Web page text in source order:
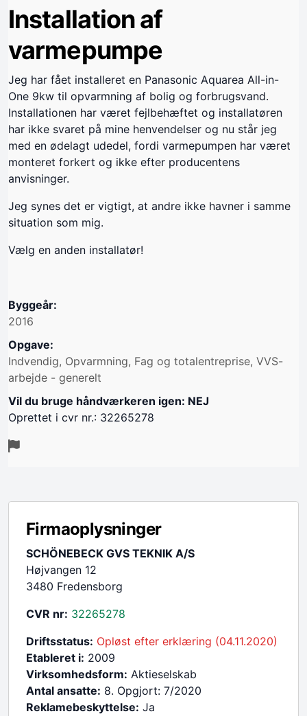
Installation af
varmepumpe
Jeg har fået installeret en Panasonic Aquarea All-in-
One 9kw til opvarmning af bolig og forbrugsvand.
Installationen har været fejlbehæftet og installatøren
har ikke svaret på mine henvendelser og nu står jeg
med en ødelagt udedel, fordi varmepumpen har været
monteret forkert og ikke efter producentens
anvisninger.
Jeg synes det er vigtigt, at andre ikke havner i samme
situation som mig.
Vælg en anden installatør!
Byggeår:
2016
Opgave:
Indvendig, Opvarmning, Fag og totalentreprise, VVS-
arbejde - generelt
Vil du bruge håndværkeren igen: NEJ
Oprettet i cvr nr.: 32265278
Firmaoplysninger
SCHÖNEBECK GVS TEKNIK A/S
Højvangen 12
3480 Fredensborg
CVR nr: 32265278
Driftsstatus: Opløst efter erklæring (04.11.2020)
Etableret i: 2009
Virksomhedsform: Aktieselskab
Antal ansatte: 8. Opgjort: 7/2020
Reklamebeskyttelse: Ja